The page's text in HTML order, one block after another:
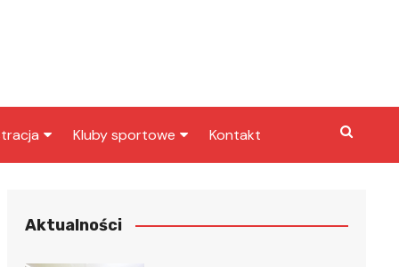
Kluby sportowe
Klub piłkarski
Kontakt
Aktualności